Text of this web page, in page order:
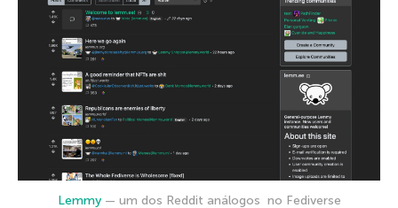
Lemmy— um dos Reddit análogos no Fediverse